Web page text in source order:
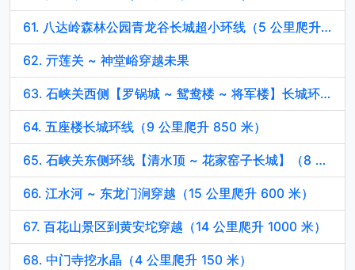
61. 八达岭森林公园青龙谷长城超小环线（5 公里爬升 250 米）
62. 亓莲关 ~ 神堂峪穿越未果
63. 石峡关西侧【罗锅城 ~ 鸳鸯楼 ~ 将军楼】长城环线（9 公里爬升 600 米）
64. 五座楼长城环线（9 公里爬升 850 米）
65. 石峡关东侧环线【清水顶 ~ 花家窑子长城】（8 公里爬升 770 米）
66. 江水河 ~ 东龙门涧穿越（15 公里爬升 600 米）
67. 百花山景区到黄安坨穿越（14 公里爬升 1000 米）
68. 中门寺挖水晶（4 公里爬升 150 米）